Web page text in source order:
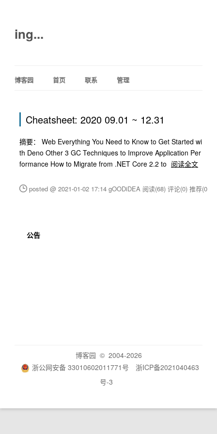
ing...
博客园 首页 联系 管理
Cheatsheet: 2020 09.01 ~ 12.31
摘要： Web Everything You Need to Know to Get Started wi
th Deno Other 3 GC Techniques to Improve Application Per
formance How to Migrate from .NET Core 2.2 to 阅读全文
posted @ 2021-01-02 17:14 gOODiDEA 阅读(68) 评论(0) 推荐(0)
公告
博客园 © 2004-2026
浙公网安备 33010602011771号
浙ICP备2021040463
号-3